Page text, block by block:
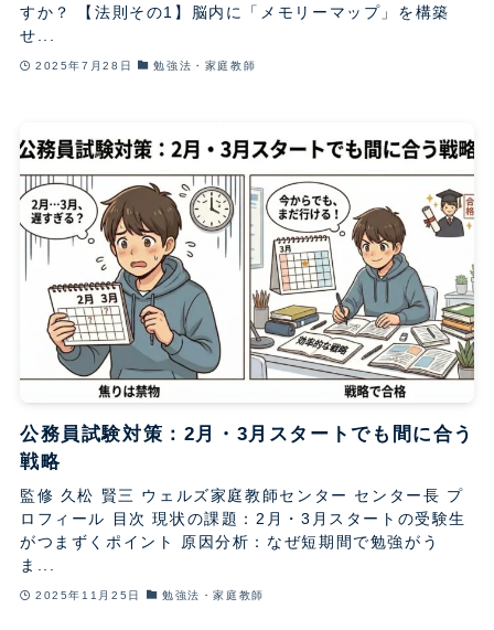
すか？ 【法則その1】脳内に「メモリーマップ」を構築
せ...
2025年7月28日 勉強法・家庭教師
公務員試験対策：2月・3月スタートでも間に合う
戦略
監修 久松 賢三 ウェルズ家庭教師センター センター長 プ
ロフィール 目次 現状の課題：2月・3月スタートの受験生
がつまずくポイント 原因分析：なぜ短期間で勉強がう
ま...
2025年11月25日 勉強法・家庭教師